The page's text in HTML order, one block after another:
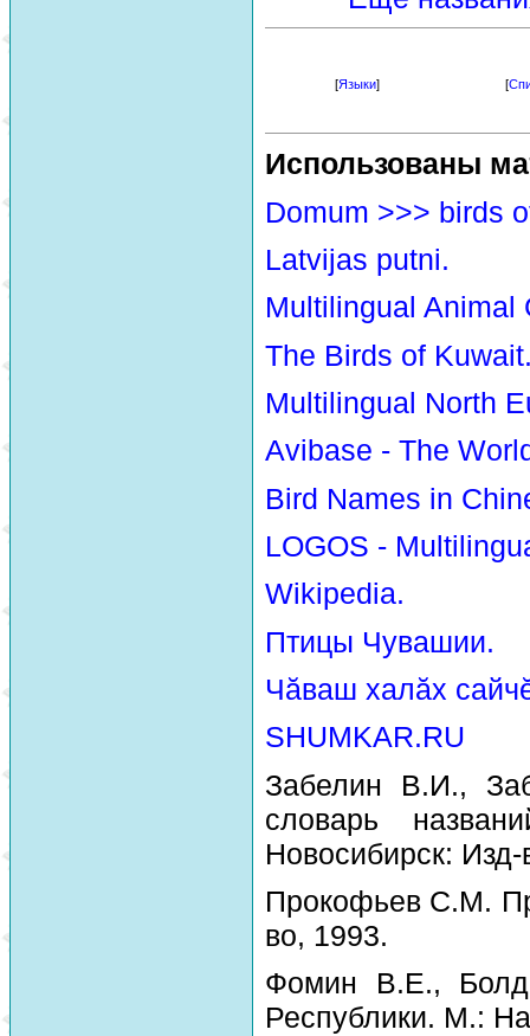
[Языки] [
Использованы
Domum >>> birds
Latvijas putni.
Multilingual Animal
The Birds of
Multilingual North
Avibase - The
Bird Names in
LOGOS -
Wikipedia.
Птицы Чувашии.
Чăваш халăх
SHUMKAR.RU
Забелин В.И.,
словарь
Новосибирск:
Прокофьев С.М.
во, 1993.
Фомин В.Е., Болд
Республики. М.: